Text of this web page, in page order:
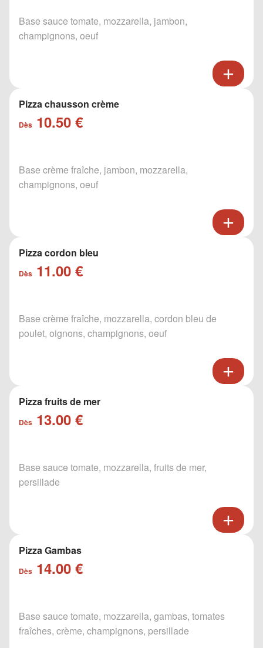
Base sauce tomate, mozzarella, jambon,
champignons, oeuf
Pizza chausson crème
Dès 10.50 €
Base crème fraîche, jambon, mozzarella,
champignons, oeuf
Pizza cordon bleu
Dès 11.00 €
Base crème fraîche, mozzarella, cordon bleu de
poulet, oignons, champignons, oeuf
Pizza fruits de mer
Dès 13.00 €
Base sauce tomate, mozzarella, fruits de mer,
persillade
Pizza Gambas
Dès 14.00 €
Base sauce tomate, mozzarella, gambas, tomates
fraîches, crème, champignons, persillade